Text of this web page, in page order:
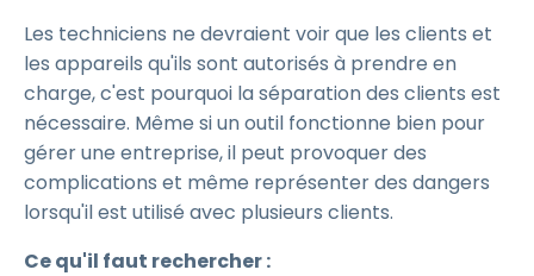
Les techniciens ne devraient voir que les clients et
les appareils qu'ils sont autorisés à prendre en
charge, c'est pourquoi la séparation des clients est
nécessaire. Même si un outil fonctionne bien pour
gérer une entreprise, il peut provoquer des
complications et même représenter des dangers
lorsqu'il est utilisé avec plusieurs clients.
Ce qu'il faut rechercher :